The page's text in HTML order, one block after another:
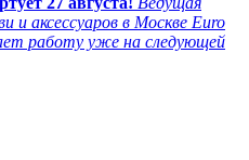
и аксессуаров в Москве Euro
работу уже на следующей